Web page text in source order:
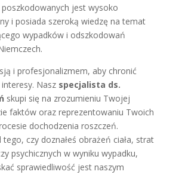
jest wysoko
i posiada szeroką wiedzę na temat
wypadków i odszkodowań
i profesjonalizmem, aby chronić
Nasz specjalista ds.
skupi się na zrozumieniu Twojej
faktów oraz reprezentowaniu Twoich
dochodzenia roszczeń.
tego, czy doznałeś obrażeń ciała, strat
psychicznych w wyniku wypadku,
sprawiedliwość jest naszym